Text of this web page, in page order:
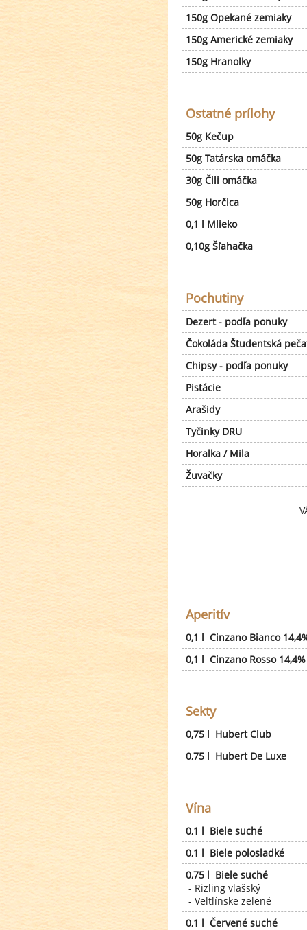
150g Opekané zemiaky
150g Americké zemiaky
150g Hranolky
Ostatné prílohy
50g Kečup
50g Tatárska omáčka
30g Čili omáčka
50g Horčica
0,1 l Mlieko
0,10g Šľahačka
Pochutiny
Dezert - podľa ponuky
Čokoláda Študentská
Chipsy - podľa ponuky
Pistácie
Arašidy
Tyčinky DRU
Horalka / Mila
Žuvačky
Aperitív
0,1 l Cinzano Bianco
0,1 l Cinzano Rosso 14,4%
Sekty
0,75 l Hubert Club
0,75 l Hubert De Luxe
Vína
0,1 l Biele suché
0,1 l Biele polosladké
0,75 l Biele suché
- Rizling vlašský
- Veltlínske zelené
0,1 l Červené suché